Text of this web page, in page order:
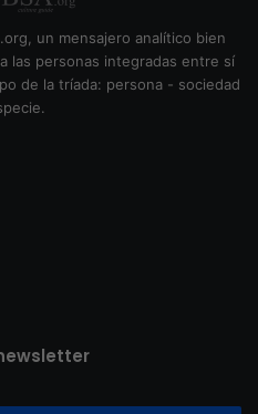
un mensajero analítico bien
las personas integradas entre sí
de la tríada: persona - sociedad